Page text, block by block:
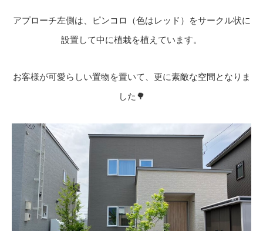
アプローチ左側は、ピンコロ（色はレッド）をサークル状に
設置して中に植栽を植えています。
お客様が可愛らしい置物を置いて、更に素敵な空間となりま
した🌳